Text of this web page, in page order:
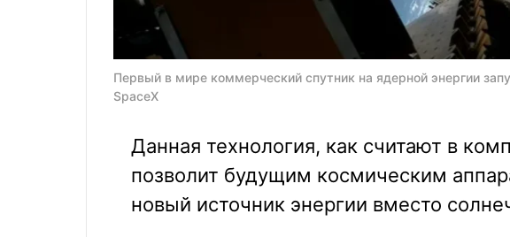
Первый в мире коммерческий спутник на ядерной энергии
SpaceX
Данная технология, как считают в
позволит будущим космическим
новый источник энергии вместо